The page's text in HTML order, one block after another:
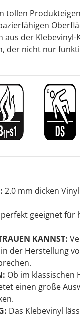
tollen
aus der
der nicht nur
2.0 mm dicken
perfekt geeignet
KANNST:
der Herstellung
Ob im klassischen
einen große
Das Klebevinyl